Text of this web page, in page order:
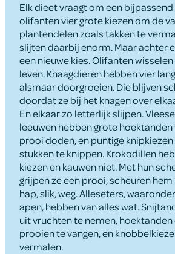
Elk dieet vraagt om een
olifanten vier grote kiezen om de
plantendelen zoals takken te
slijten daarbij enorm. Maar achter
een nieuwe kies. Olifanten
leven. Knaagdieren hebben vier
alsmaar doorgroeien. Die blijven
doordat ze bij het knagen over
En elkaar zo letterlijk slijpen.
leeuwen hebben grote hoektanden
prooi doden, en puntige
stukken te knippen. Krokodillen
kiezen en kauwen niet. Met hun
grijpen ze een prooi, scheuren hem
hap, slik, weg. Alleseters,
apen, hebben van alles wat.
uit vruchten te nemen,
prooien te vangen, en
vermalen.